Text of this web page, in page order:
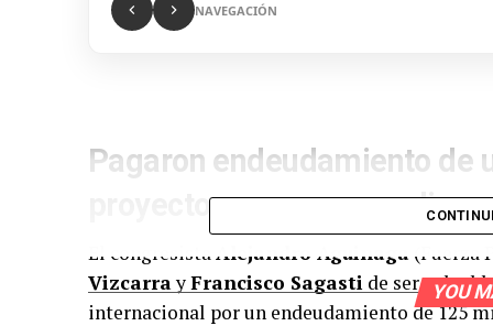
NAVEGACIÓN
Pagaron endeudamiento de
proyectos que no se
El congresistaAlejandro Aguinaga (Fuerza
VizcarrayFrancisco Sagasti de ser
internacional por un endeudamiento de 125
YOU